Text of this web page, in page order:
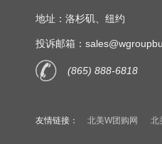
地址：洛杉矶、纽约
投诉邮箱：
(865) 888-6818
友情链接： 北美W团购网 北